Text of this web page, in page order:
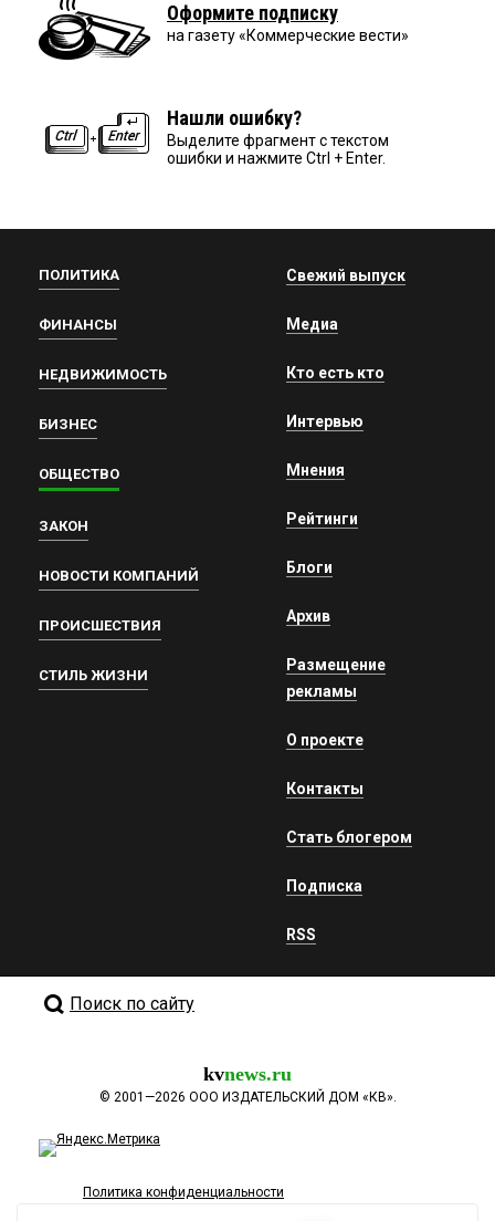
Оформите подписку
на газету «Коммерческие вести»
Нашли ошибку?
Выделите фрагмент с текстом
ошибки и нажмите Ctrl + Enter.
ПОЛИТИКА
ФИНАНСЫ
НЕДВИЖИМОСТЬ
БИЗНЕС
ОБЩЕСТВО
ЗАКОН
НОВОСТИ КОМПАНИЙ
ПРОИСШЕСТВИЯ
СТИЛЬ ЖИЗНИ
Свежий выпуск
Медиа
Кто есть кто
Интервью
Мнения
Рейтинги
Блоги
Архив
Размещение
рекламы
О проекте
Контакты
Стать блогером
Подписка
RSS
Поиск по сайту
kvnews.ru
© 2001—2026 ООО ИЗДАТЕЛЬСКИЙ ДОМ «КВ».
Политика конфиденциальности